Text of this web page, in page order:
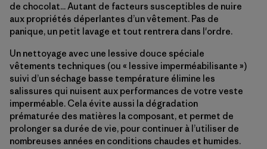
de chocolat... Autant de facteurs susceptibles de nuire
aux propriétés déperlantes d’un vêtement. Pas de
panique, un petit lavage et tout rentrera dans l'ordre.
Un nettoyage avec une lessive douce spéciale
vêtements techniques (ou « lessive imperméabilisante »)
suivi d’un séchage basse température élimine les
salissures qui nuisent aux performances de votre veste
imperméable. Cela évite aussi la dégradation
prématurée des matières la composant, et permet de
prolonger sa durée de vie, pour continuer à l’utiliser de
nombreuses années en conditions chaudes et humides.